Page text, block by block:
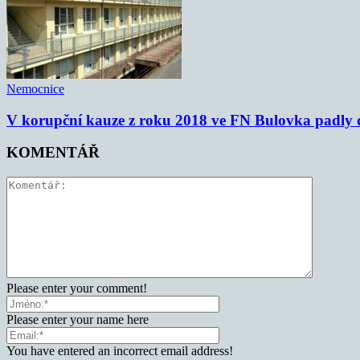
Nemocnice
V korupční kauze z roku 2018 ve FN Bulovka padly
KOMENTÁŘ
Please enter your comment!
Please enter your name here
You have entered an incorrect email address!